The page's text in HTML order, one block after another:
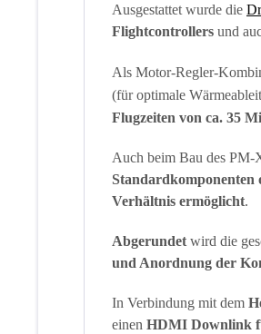
Ausgestattet wurde die
Flightcontrollers und
Als Motor-Regler-
(für optimale
Flugzeiten von ca. 35
Auch beim Bau des PM-
Standardkomponenten
Verhältnis ermöglicht.
Abgerundet wird die
und Anordnung der
In Verbindung mit dem
einen HDMI Downlink